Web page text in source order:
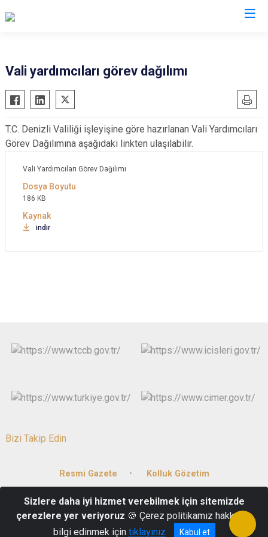
Vali yardımcıları görev dağılımı
T.C. Denizli Valiliği işleyişine göre hazırlanan Vali Yardımcıları
Görev Dağılımına aşağıdaki linkten ulaşılabilir.
Vali Yardımcıları Görev Dağılımı
186 KB
indir
Bizi Takip Edin
Resmi Gazete Kolluk Gözetim
15 Mayıs Mah. Gazi Mustafa Kemal Bulvarı No:81/1 20059 DENİZLİ
0258 265 61 00
Sizlere daha iyi hizmet verebilmek için sitemizde
çerezlere yer veriyoruz 🍪 Çerez politikamız hakkında
bilgi edinmek için tıklayınız Kabul et